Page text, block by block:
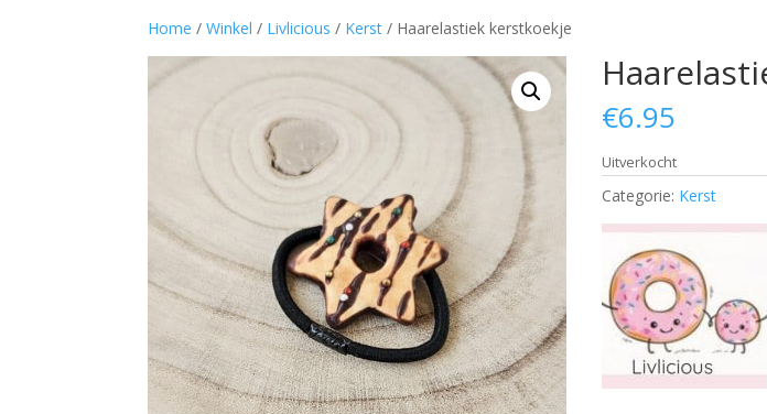
Home /Winkel / Livlicious / Kerst / Haarelastiek kerstkoekje
€6.95
Uitverkocht
Categorie: Kerst